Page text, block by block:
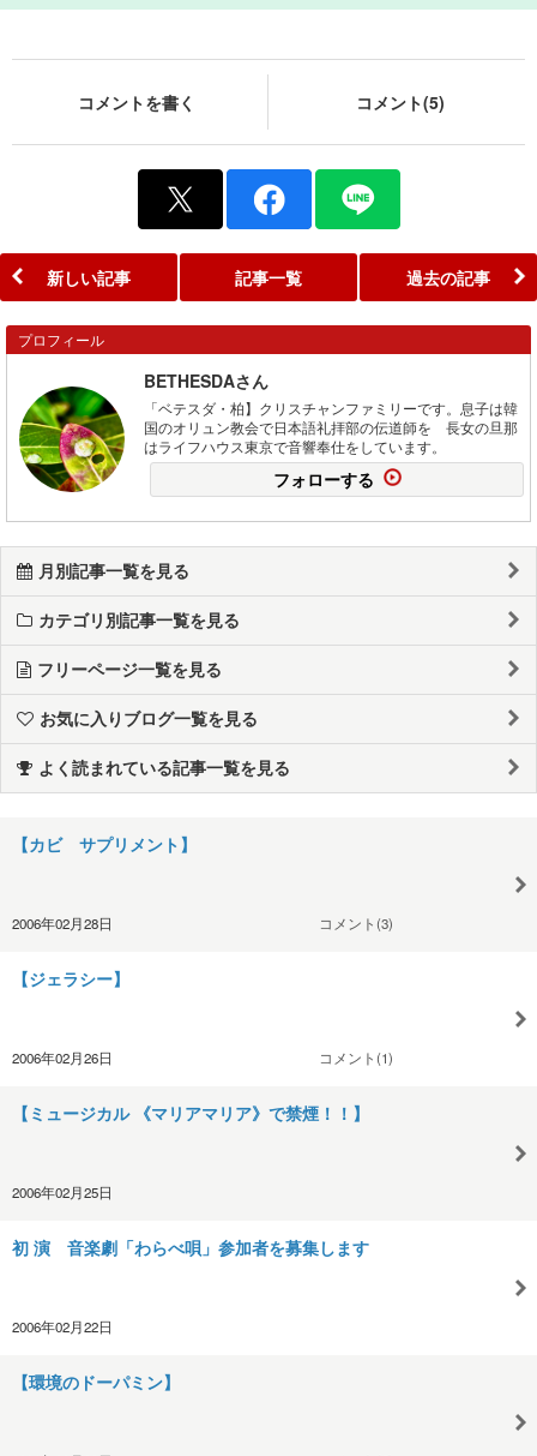
コメントを書く コメント(5)
新しい記事 記事一覧 過去の記事
プロフィール
BETHESDAさん
「ベテスダ・柏】クリスチャンファミリーです。息子は韓
国のオリュン教会で日本語礼拝部の伝道師を 長女の旦那
はライフハウス東京で音響奉仕をしています。
フォローする
月別記事一覧を見る
カテゴリ別記事一覧を見る
フリーページ一覧を見る
お気に入りブログ一覧を見る
よく読まれている記事一覧を見る
【カビ サプリメント】
2006年02月28日 コメント(3)
【ジェラシー】
2006年02月26日 コメント(1)
【ミュージカル 《マリアマリア》で禁煙！！】
2006年02月25日
初 演 音楽劇「わらべ唄」参加者を募集します
2006年02月22日
【環境のドーパミン】